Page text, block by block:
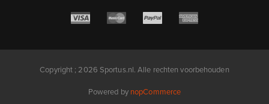
Copyright ; 2026 Sportus.nl. Alle rechten voorbehouden
Powered by nopCommerce